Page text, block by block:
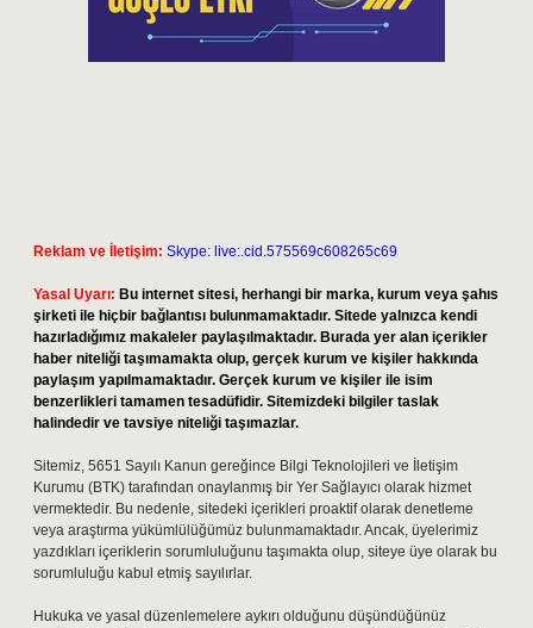
Reklam ve İletişim: Skype: live:.cid.575569c608265c69
Yasal Uyarı: Bu internet sitesi, herhangi bir marka, kurum veya şahıs
şirketi ile hiçbir bağlantısı bulunmamaktadır. Sitede yalnızca kendi
hazırladığımız makaleler paylaşılmaktadır. Burada yer alan içerikler
haber niteliği taşımamakta olup, gerçek kurum ve kişiler hakkında
paylaşım yapılmamaktadır. Gerçek kurum ve kişiler ile isim
benzerlikleri tamamen tesadüfidir. Sitemizdeki bilgiler taslak
halindedir ve tavsiye niteliği taşımazlar.
Sitemiz, 5651 Sayılı Kanun gereğince Bilgi Teknolojileri ve İletişim
Kurumu (BTK) tarafından onaylanmış bir Yer Sağlayıcı olarak hizmet
vermektedir. Bu nedenle, sitedeki içerikleri proaktif olarak denetleme
veya araştırma yükümlülüğümüz bulunmamaktadır. Ancak, üyelerimiz
yazdıkları içeriklerin sorumluluğunu taşımakta olup, siteye üye olarak bu
sorumluluğu kabul etmiş sayılırlar.
Hukuka ve yasal düzenlemelere aykırı olduğunu düşündüğünüz